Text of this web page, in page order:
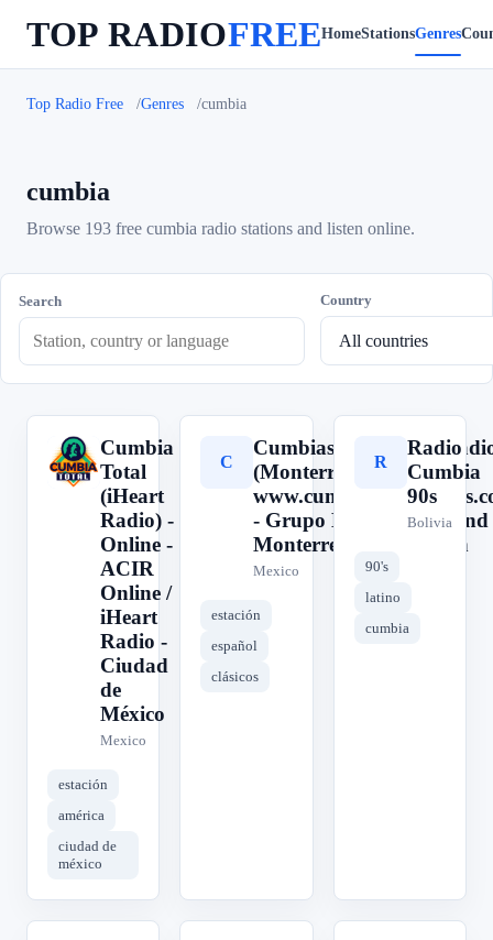
TOP RADIOFREEHomeStationsGenres
Top Radio Free Genres cumbia
cumbia
Browse 193 free cumbia radio stations and listen online.
Search Country
C
Cumbia
Total
(iHeart
Radio) -
Online -
ACIR
Online /
iHeart
Radio -
Ciudad
de
México
Mexico
estación
américa
ciudad de
méxico
C
Cumbias Inmortales
(Monterrey) - Online -
- Grupo Digital Retroland
Monterrey, Nuevo León
Mexico
estación
español
clásicos
R
Radio
Cumbia
90s
Bolivia
90's
latino
cumbia